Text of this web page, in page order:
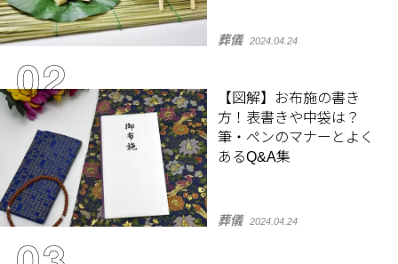
葬儀 2024.04.24
【図解】お布施の書き
方！表書きや中袋は？
筆・ペンのマナーとよく
あるQ&A集
葬儀 2024.04.24